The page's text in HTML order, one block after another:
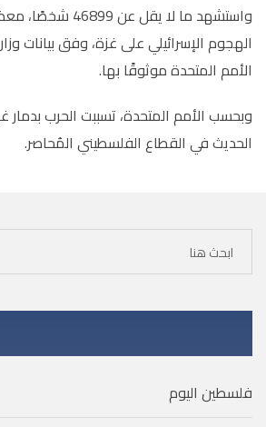
واستشهد ما لا يقل
الهجوم الإسرائيلي على غزة، وفق بيانات
الأمم المتحدة موثوقًا بها.
وبحسب الأمم المتحدة، تسببت الحرب بدمار
الحديث في القطاع الفلسطيني المُحاصر.
فلسطين اليوم